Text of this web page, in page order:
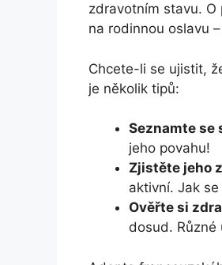
zdravotním stavu.
‌na‌ rodinnou⁤ oslavu
Chcete-li se ujistit,
je několik tipů:
Seznamte se
jeho povahu!
Zjistěte ⁣jeho
aktivní. ​Jak
Ověřte si
⁤dosud. ‌Různé